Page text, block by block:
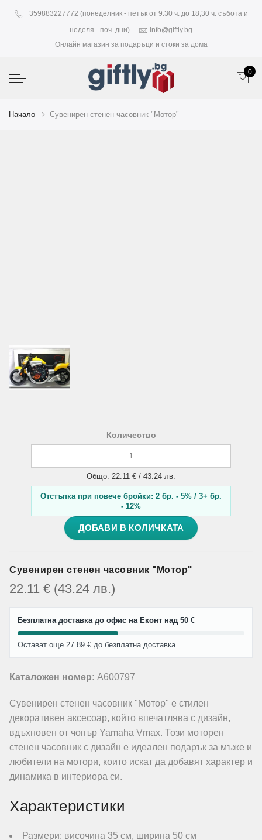
+359883227772 (понеделник - петък от 9.30 ч. до 18,30 ч. събота и
неделя - поч. дни)
info@giftly.bg
Онлайн магазин за подаръци и стоки за дома
0
Начало Сувенирен стенен часовник "Мотор"
Количество
Общо: 22.11 € / 43.24 лв.
Отстъпка при повече бройки: 2 бр. - 5% / 3+ бр.
- 12%
ДОБАВИ В КОЛИЧКАТА
Сувенирен стенен часовник "Мотор"
22.11 € (43.24 лв.)
Безплатна доставка до офис на Еконт над 50 €
Остават още 27.89 € до безплатна доставка.
Каталожен номер: A600797
Сувенирен стенен часовник "Мотор" е стилен
декоративен аксесоар, който впечатлява с дизайн,
вдъхновен от чопър Yamaha Vmax. Този моторен
стенен часовник с дизайн е идеален подарък за мъже и
любители на мотори, които искат да добавят характер и
динамика в интериора си.
Характеристики
Размери: височина 35 см, ширина 50 см